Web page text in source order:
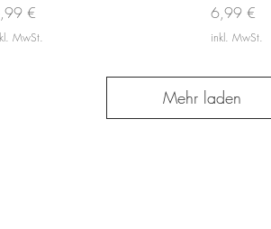
€
MwSt.
Preis
6,99 €
inkl. MwSt.
Mehr laden